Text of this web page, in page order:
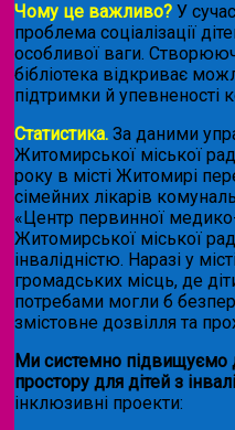
Чому це важливо? У
проблема соціалізації
особливої ваги.
бібліотека відкриває
підтримки й упевненості
Статистика. За даними
Житомирської міської
року в місті Житомирі
сімейних лікарів
«Центр первинної
Житомирської міської
інвалідністю. Наразі у
громадських місць, де
потребами могли б
змістовне дозвілля та
Ми системно підвищуємо
простору для дітей з
інклюзивні проекти: